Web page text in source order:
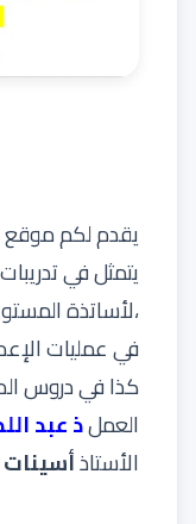
يقدم لكمموقع
يتمثل في
،لأساتذة
في عمليات
كذا في دروس
العملذ عبد
الأستاذ